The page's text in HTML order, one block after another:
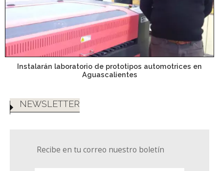
Instalarán laboratorio de prototipos automotrices en
Aguascalientes
NEWSLETTER
Recibe en tu correo nuestro boletín